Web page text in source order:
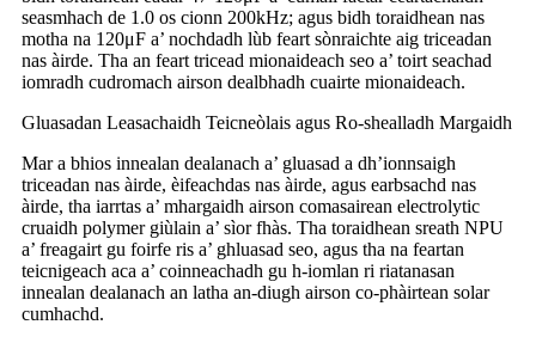
seasmhach de 1.0 os cionn 200kHz; agus bidh toraidhean nas
motha na 120μF a’ nochdadh lùb feart sònraichte aig triceadan
nas àirde. Tha an feart tricead mionaideach seo a’ toirt seachad
iomradh cudromach airson dealbhadh cuairte mionaideach.
Gluasadan Leasachaidh Teicneòlais agus Ro-shealladh Margaidh
Mar a bhios innealan dealanach a’ gluasad a dh’ionnsaigh
triceadan nas àirde, èifeachdas nas àirde, agus earbsachd nas
àirde, tha iarrtas a’ mhargaidh airson comasairean electrolytic
cruaidh polymer giùlain a’ sìor fhàs. Tha toraidhean sreath NPU
a’ freagairt gu foirfe ris a’ ghluasad seo, agus tha na feartan
teicnigeach aca a’ coinneachadh gu h-iomlan ri riatanasan
innealan dealanach an latha an-diugh airson co-phàirtean solar
cumhachd.